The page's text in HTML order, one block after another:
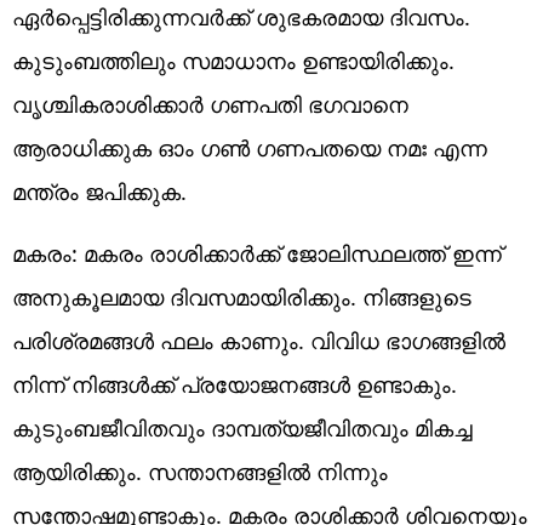
ഏർപ്പെട്ടിരിക്കുന്നവർക്ക് ശുഭകരമായ ദിവസം.
കുടുംബത്തിലും സമാധാനം ഉണ്ടായിരിക്കും.
വൃശ്ചികരാശിക്കാർ ഗണപതി ഭഗവാനെ
ആരാധിക്കുക ഓം ഗൺ ഗണപതയെ നമഃ എന്ന
മന്ത്രം ജപിക്കുക.
മകരം: മകരം രാശിക്കാർക്ക് ജോലിസ്ഥലത്ത് ഇന്ന്
അനുകൂലമായ ദിവസമായിരിക്കും. നിങ്ങളുടെ
പരിശ്രമങ്ങൾ ഫലം കാണും. വിവിധ ഭാഗങ്ങളിൽ
നിന്ന് നിങ്ങൾക്ക് പ്രയോജനങ്ങൾ ഉണ്ടാകും.
കുടുംബജീവിതവും ദാമ്പത്യജീവിതവും മികച്ച
ആയിരിക്കും. സന്താനങ്ങളിൽ നിന്നും
സന്തോഷമുണ്ടാകും. മകരം രാശിക്കാർ ശിവനെയും